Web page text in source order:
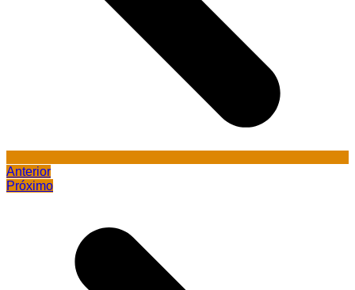
Anterior
Próximo